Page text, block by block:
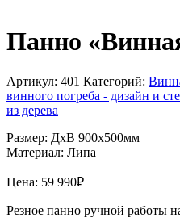
Панно
Артикул: 401 Категорий:
винного погреба - дизайн и
из дерева
Размер: ДхВ 900х500мм
Материал: Липа
Цена: 59 990₽
Резное панно ручной работы